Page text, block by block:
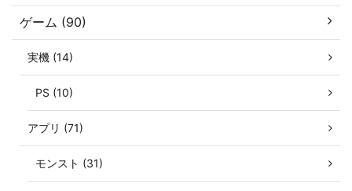
ゲーム (90)
実機 (14)
PS (10)
アプリ (71)
モンスト (31)